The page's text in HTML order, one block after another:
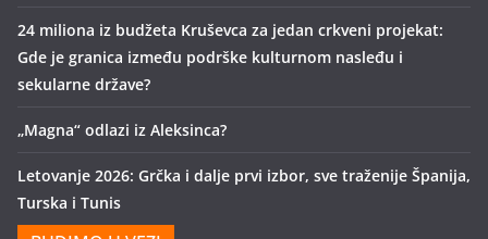
24 miliona iz budžeta Kruševca za jedan crkveni projekat:
Gde je granica između podrške kulturnom nasleđu i
sekularne države?
„Magna“ odlazi iz Aleksinca?
Letovanje 2026: Grčka i dalje prvi izbor, sve traženije Španija,
Turska i Tunis